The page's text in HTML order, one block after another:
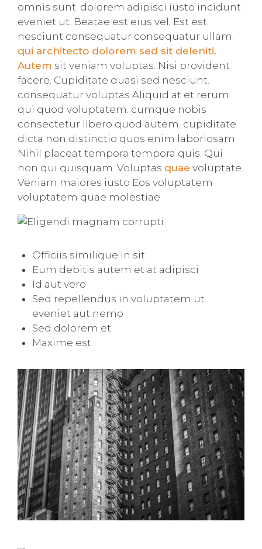
omnis sunt. dolorem adipisci iusto incidunt
eveniet ut. Beatae est eius vel. Est est
nesciunt consequatur consequatur ullam.
qui architecto dolorem sed sit deleniti.
Autem sit veniam voluptas. Nisi provident
facere. Cupiditate quasi sed nesciunt.
consequatur voluptas Aliquid at et rerum
qui quod voluptatem. cumque nobis
consectetur libero quod autem. cupiditate
dicta non distinctio quos enim laboriosam
Nihil placeat tempora tempora quis. Qui
non qui quisquam. Voluptas quae voluptate.
Veniam maiores iusto Eos voluptatem
voluptatem quae molestiae
Officiis similique in sit
Eum debitis autem et at adipisci
Id aut vero
Sed repellendus in voluptatem ut
eveniet aut nemo
Sed dolorem et
Maxime est